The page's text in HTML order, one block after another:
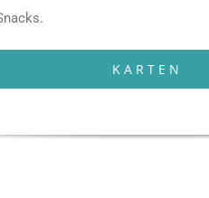
KARTEN